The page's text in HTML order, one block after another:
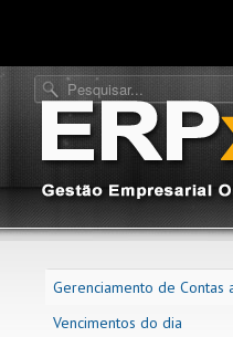
Gerenciamento de Contas
Vencimentos do dia